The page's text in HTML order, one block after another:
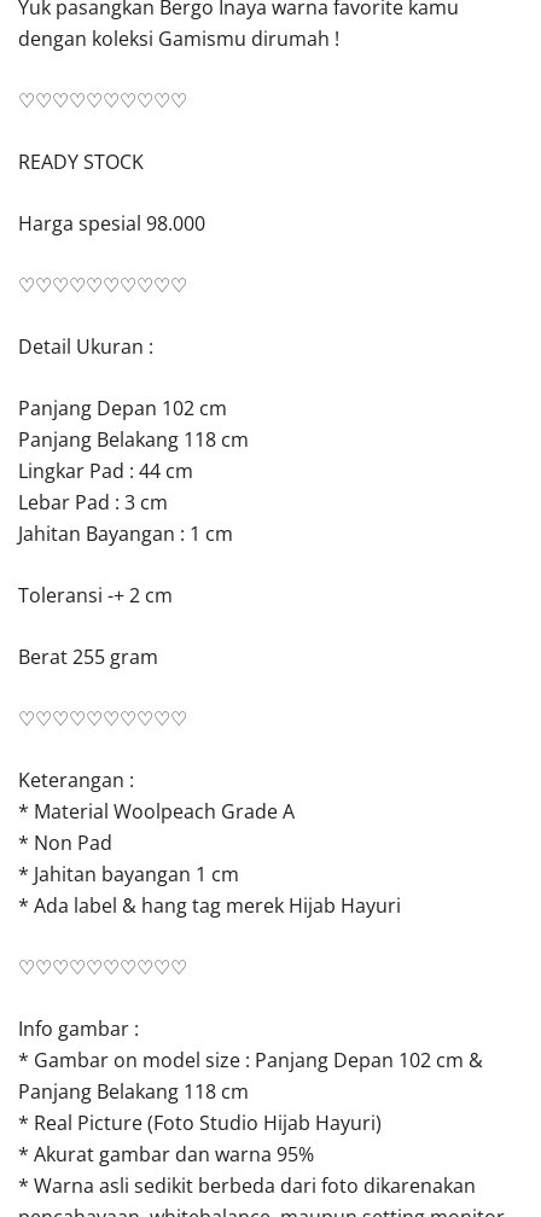
Yuk pasangkan Bergo Inaya warna favorite kamu
dengan koleksi Gamismu dirumah !
♡♡♡♡♡♡♡♡♡♡
READY STOCK
Harga spesial 98.000
♡♡♡♡♡♡♡♡♡♡
Detail Ukuran :
Panjang Depan 102 cm
Panjang Belakang 118 cm
Lingkar Pad : 44 cm
Lebar Pad : 3 cm
Jahitan Bayangan : 1 cm
Toleransi -+ 2 cm
Berat 255 gram
♡♡♡♡♡♡♡♡♡♡
Keterangan :
* Material Woolpeach Grade A
* Non Pad
* Jahitan bayangan 1 cm
* Ada label & hang tag merek Hijab Hayuri
♡♡♡♡♡♡♡♡♡♡
Info gambar :
* Gambar on model size : Panjang Depan 102 cm &
Panjang Belakang 118 cm
* Real Picture (Foto Studio Hijab Hayuri)
* Akurat gambar dan warna 95%
* Warna asli sedikit berbeda dari foto dikarenakan